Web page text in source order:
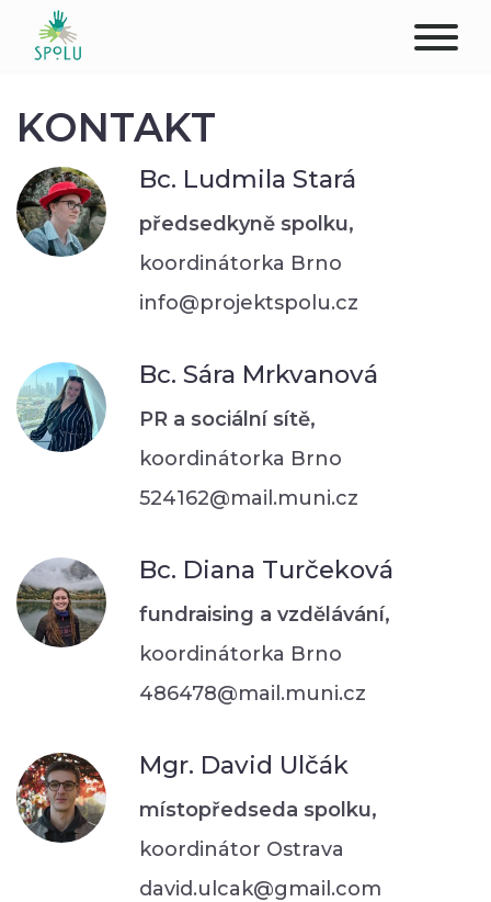
PODPOŘTE NÁS
PŮSOBIŠTĚ
PROFESIONÁLOVÉ
STUDENTI
KONTAKT
Bc. Ludmila Stará
předsedkyně spolku,
koordinátorka Brno
info@projektspolu.cz
Bc. Sára Mrkvanová
PR a sociální sítě,
koordinátorka Brno
524162@mail.muni.cz
Bc. Diana Turčeková
fundraising a vzdělávání,
koordinátorka Brno
486478@mail.muni.cz
Mgr. David Ulčák
místopředseda spolku,
koordinátor Ostrava
david.ulcak@gmail.com